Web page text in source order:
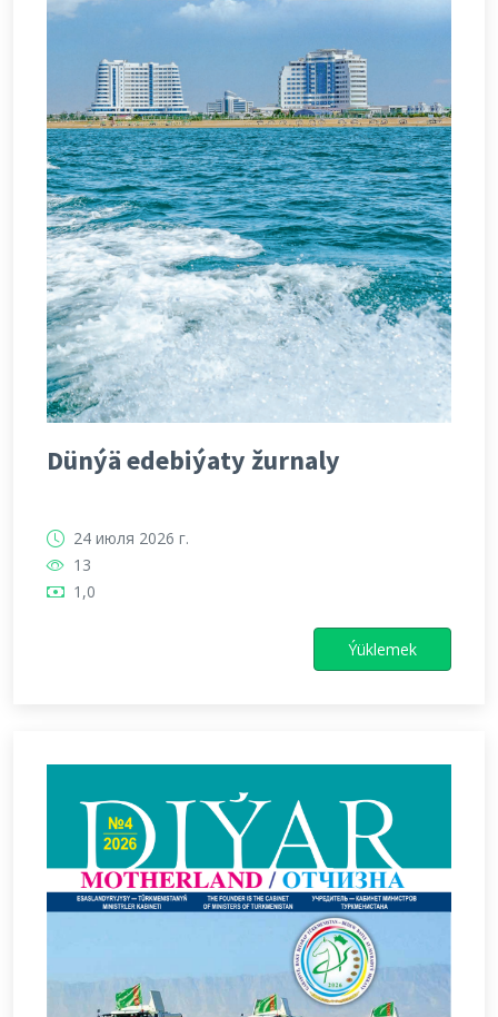
Dünýä edebiýaty žurnaly
24 июля 2026 г.
13
1,0
Ýüklemek